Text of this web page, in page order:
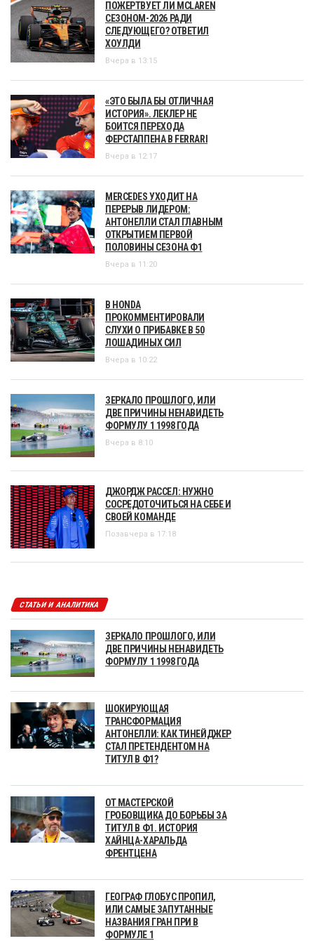
ПОЖЕРТВУЕТ ЛИ MCLAREN
СЕЗОНОМ-2026 РАДИ
СЛЕДУЮЩЕГО? ОТВЕТИЛ
ХОУЛДИ
Вчера в 13:15
«ЭТО БЫЛА БЫ ОТЛИЧНАЯ
ИСТОРИЯ». ЛЕКЛЕР НЕ
БОИТСЯ ПЕРЕХОДА
ФЕРСТАППЕНА В FERRARI
Вчера в 12:17
MERCEDES УХОДИТ НА
ПЕРЕРЫВ ЛИДЕРОМ:
АНТОНЕЛЛИ СТАЛ ГЛАВНЫМ
ОТКРЫТИЕМ ПЕРВОЙ
ПОЛОВИНЫ СЕЗОНА Ф1
Вчера в 11:20
В HONDA
ПРОКОММЕНТИРОВАЛИ
СЛУХИ О ПРИБАВКЕ В 50
ЛОШАДИНЫХ СИЛ
Вчера в 10:22
ЗЕРКАЛО ПРОШЛОГО, ИЛИ
ДВЕ ПРИЧИНЫ НЕНАВИДЕТЬ
ФОРМУЛУ 1 1998 ГОДА
Вчера в 8:10
ДЖОРДЖ РАССЕЛ: НУЖНО
СОСРЕДОТОЧИТЬСЯ НА СЕБЕ И
СВОЕЙ КОМАНДЕ
Позавчера в 17:18
СТАТЬИ И АНАЛИТИКА
ЗЕРКАЛО ПРОШЛОГО, ИЛИ
ДВЕ ПРИЧИНЫ НЕНАВИДЕТЬ
ФОРМУЛУ 1 1998 ГОДА
ШОКИРУЮЩАЯ
ТРАНСФОРМАЦИЯ
АНТОНЕЛЛИ: КАК ТИНЕЙДЖЕР
СТАЛ ПРЕТЕНДЕНТОМ НА
ТИТУЛ В Ф1?
ОТ МАСТЕРСКОЙ
ГРОБОВЩИКА ДО БОРЬБЫ ЗА
ТИТУЛ В Ф1. ИСТОРИЯ
ХАЙНЦА-ХАРАЛЬДА
ФРЕНТЦЕНА
ГЕОГРАФ ГЛОБУС ПРОПИЛ,
ИЛИ САМЫЕ ЗАПУТАННЫЕ
НАЗВАНИЯ ГРАН ПРИ В
ФОРМУЛЕ 1